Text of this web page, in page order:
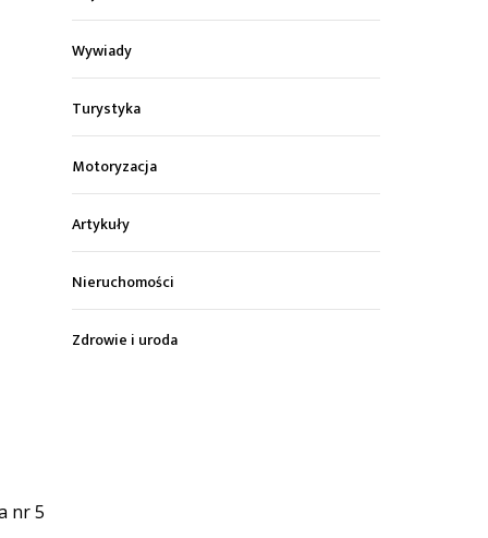
nr 5
Wywiady
Turystyka
Motoryzacja
Artykuły
Nieruchomości
Zdrowie i uroda